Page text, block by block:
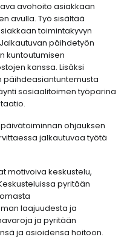
avohoito asiakkaan
avulla. Työ sisältää
toimintakyvyn
päihdetyön
kuntoutumisen
kanssa. Lisäksi
päihdeasiantuntemusta
sosiaalitoimen työparina
ohjauksen
jalkautuvaa työtä
motivoiva keskustelu,
pyritään
laajuudesta ja
ja pyritään
ja asioidensa hoitoon.